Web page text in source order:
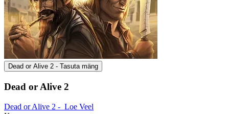
Dead or Alive 2 - Tasuta mäng
Dead or Alive 2
Dead or Alive 2 - Loe Veel